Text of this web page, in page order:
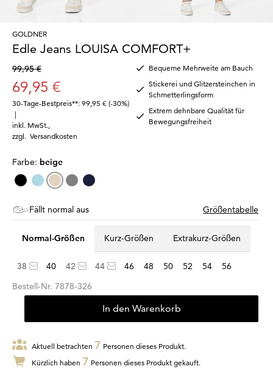
GOLDNER
Edle Jeans LOUISA COMFORT+
99,95 €
69,95 €
30-Tage-Bestpreis**: 99,95 € (-30%)
|
inkl. MwSt.
zzgl. Versandkosten
Bequeme Mehrweite am Bauch
Stickerei und Glitzersteinchen in
Schmetterlingsform
Extrem dehnbare Qualität für
Bewegungsfreiheit
Farbe: beige
Fällt normal aus Größentabelle
Normal-Größen Kurz-Größen Extrakurz-Größen
38 40 42 44 46 48 50 52 54
56
Bestell-Nr. 7878-326
In den Warenkorb
Aktuell betrachten 7 Personen dieses Produkt.
Kürzlich haben 7 Personen dieses Produkt gekauft.